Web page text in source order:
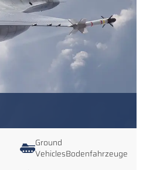
Ground
VehiclesBodenfahrzeuge